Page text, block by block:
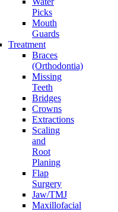
Picks
Mouth
Guards
Treatment
Braces
(Orthodontia)
Missing
Teeth
Bridges
Crowns
Extractions
Scaling
and
Root
Planing
Flap
Surgery
Jaw/TMJ
Maxillofacial